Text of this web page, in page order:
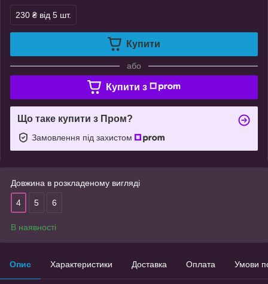
230 ₴ від 5 шт.
Купити
або
Купити з
Що таке купити з Пром?
Замовлення під захистом
Довжина в розкладеному вигляді
4 5 6
В наявності
Опис Характеристики Доставка Оплата Умови